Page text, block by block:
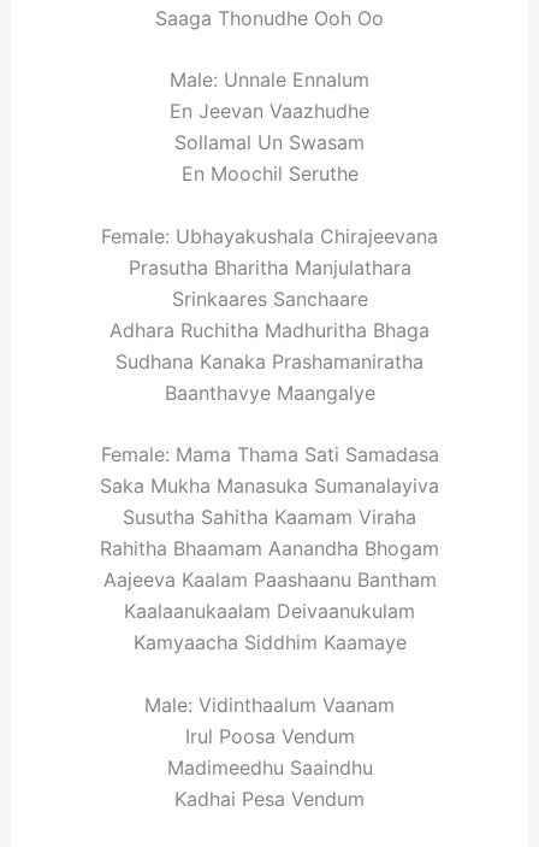
Saaga Thonudhe Ooh Oo
Male: Unnale Ennalum
En Jeevan Vaazhudhe
Sollamal Un Swasam
En Moochil Seruthe
Female: Ubhayakushala Chirajeevana
Prasutha Bharitha Manjulathara
Srinkaares Sanchaare
Adhara Ruchitha Madhuritha Bhaga
Sudhana Kanaka Prashamaniratha
Baanthavye Maangalye
Female: Mama Thama Sati Samadasa
Saka Mukha Manasuka Sumanalayiva
Susutha Sahitha Kaamam Viraha
Rahitha Bhaamam Aanandha Bhogam
Aajeeva Kaalam Paashaanu Bantham
Kaalaanukaalam Deivaanukulam
Kamyaacha Siddhim Kaamaye
Male: Vidinthaalum Vaanam
Irul Poosa Vendum
Madimeedhu Saaindhu
Kadhai Pesa Vendum